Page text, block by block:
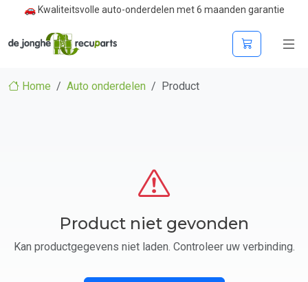
🚗 Kwaliteitsvolle auto-onderdelen met 6 maanden garantie
Home Auto onderdelen Product
Product niet gevonden
Kan productgegevens niet laden. Controleer uw verbinding.